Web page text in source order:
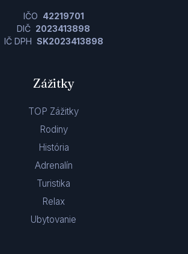
IČO 42219701
DIČ 2023413898
IČ DPH SK2023413898
Zážitky
TOP Zážitky
Rodiny
História
Adrenalín
Turistika
Relax
Ubytovanie